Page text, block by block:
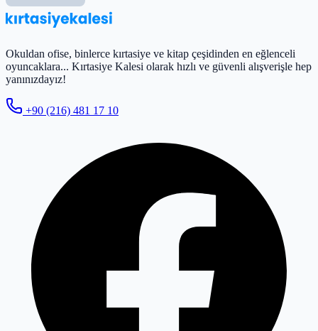
Okuldan ofise, binlerce kırtasiye ve kitap çeşidinden en eğlenceli
oyuncaklara... Kırtasiye Kalesi olarak hızlı ve güvenli alışverişle hep
yanınızdayız!
+90 (216) 481 17 10